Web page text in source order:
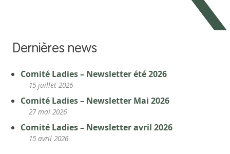
Dernières news
Comité Ladies – Newsletter été 2026
15 juillet 2026
Comité Ladies – Newsletter Mai 2026
27 mai 2026
Comité Ladies – Newsletter avril 2026
15 avril 2026